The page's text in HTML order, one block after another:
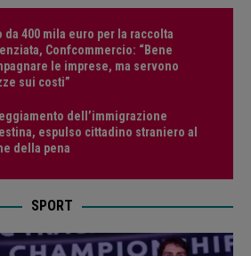
da 400 mila euro per la raccolta
Confcommercio: “Bene
le imprese, ma servono
sui costi”
dell’immigrazione
espulso cittadino straniero al
della pena
SPORT